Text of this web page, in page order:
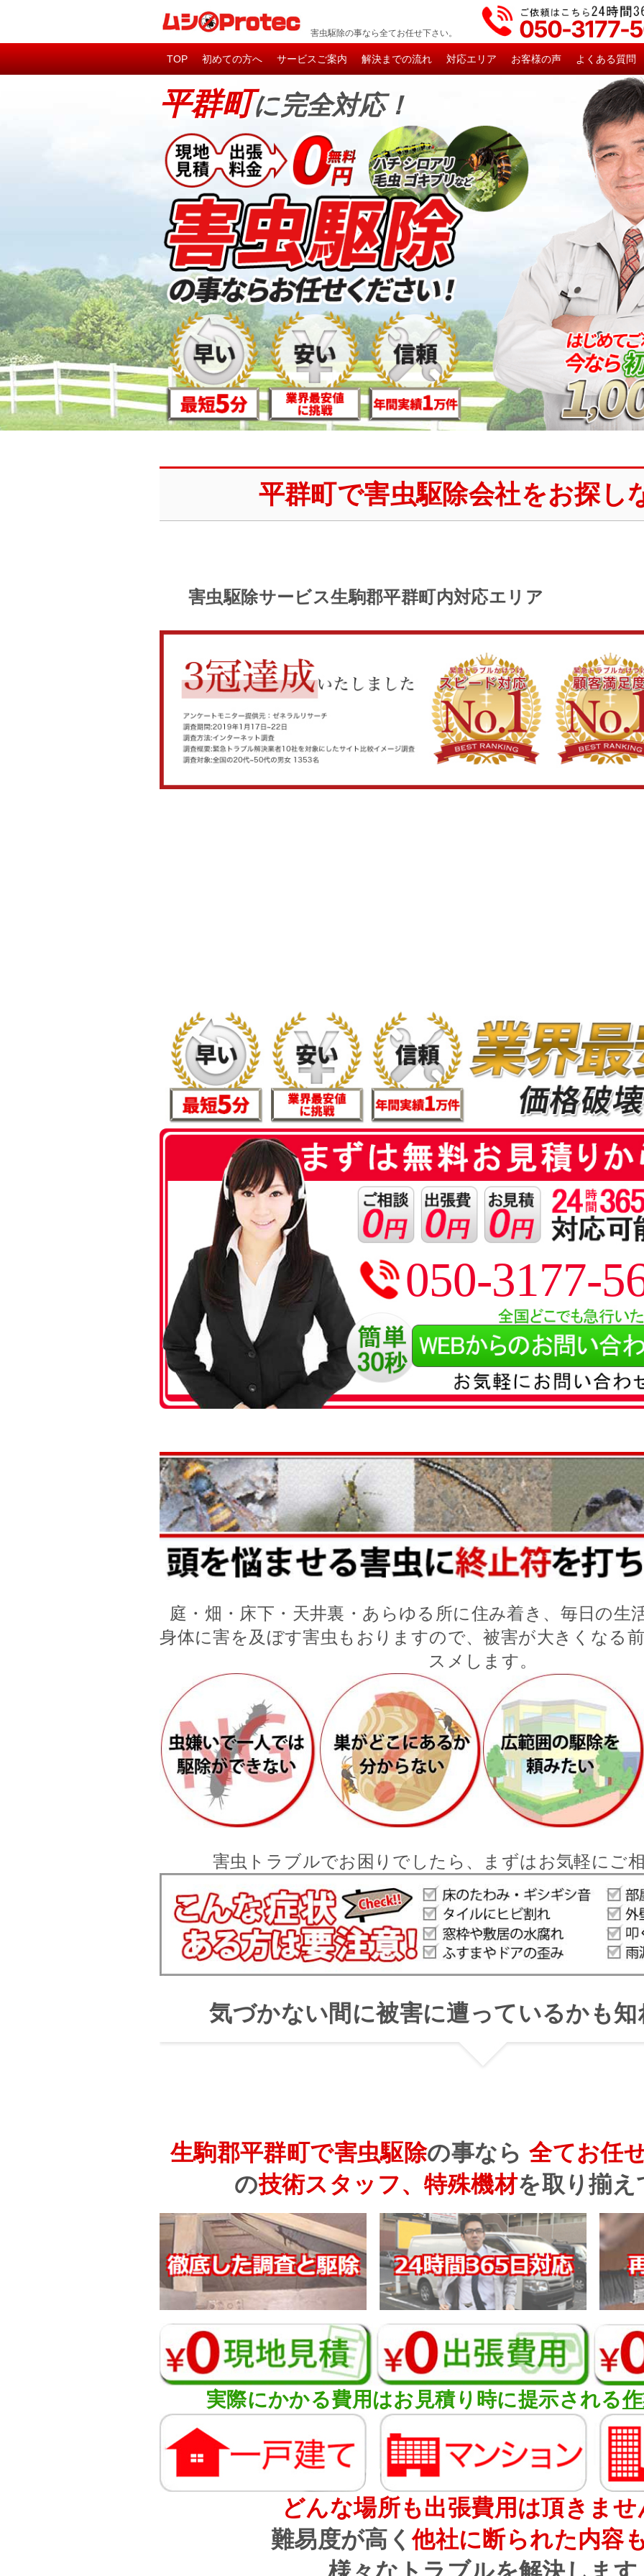
害虫駆除の事なら全てお任せ下さい。 050-3177-
TOP 初めての方へ サービスご案内 解決までの流れ 対応エリア お客様の声 よくある質問
平群町に完全対応！
平群町で害虫駆除会社をお探し
害虫駆除サービス生駒郡平群町内対応エリア
050-3177-
庭・畑・床下・天井裏・あらゆる所に住み着き、毎日の生
身体に害を及ぼす害虫もおりますので、被害が大きくなる
スメします。
害虫トラブルでお困りでしたら、まずはお気軽にご
気づかない間に被害に遭っているかも
生駒郡平群町で害虫駆除の事なら 全てお任
の技術スタッフ、特殊機材を取り揃え
実際にかかる費用はお見積り時に提示される
どんな場所も出張費用は頂きませ
難易度が高く他社に断られた内容